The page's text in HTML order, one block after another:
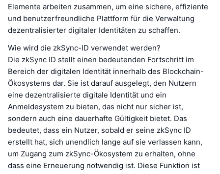
Elemente arbeiten zusammen, um eine sichere, effiziente
und benutzerfreundliche Plattform für die Verwaltung
dezentralisierter digitaler Identitäten zu schaffen.
Wie wird die zkSync-ID verwendet werden?
Die zkSync ID stellt einen bedeutenden Fortschritt im
Bereich der digitalen Identität innerhalb des Blockchain-
Ökosystems dar. Sie ist darauf ausgelegt, den Nutzern
eine dezentralisierte digitale Identität und ein
Anmeldesystem zu bieten, das nicht nur sicher ist,
sondern auch eine dauerhafte Gültigkeit bietet. Das
bedeutet, dass ein Nutzer, sobald er seine zkSync ID
erstellt hat, sich unendlich lange auf sie verlassen kann,
um Zugang zum zkSync-Ökosystem zu erhalten, ohne
dass eine Erneuerung notwendig ist. Diese Funktion ist